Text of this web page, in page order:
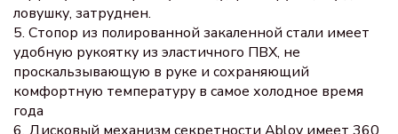
ловушку, затруднен.
5. Стопор из полированной закаленной стали имеет
удобную рукоятку из эластичного ПВХ, не
проскальзывающую в руке и сохраняющий
комфортную температуру в самое холодное время
года